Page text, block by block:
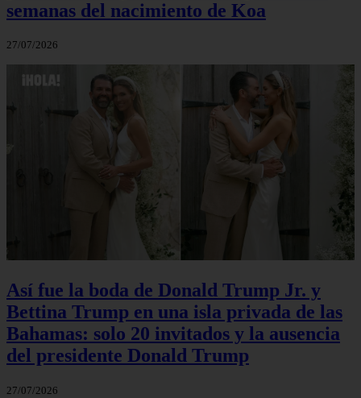
semanas del nacimiento de Koa
27/07/2026
Así fue la boda de Donald Trump Jr. y
Bettina Trump en una isla privada de las
Bahamas: solo 20 invitados y la ausencia
del presidente Donald Trump
27/07/2026